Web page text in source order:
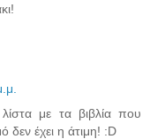
με τα βιβλία που
δεν έχει η άτιμη! :D